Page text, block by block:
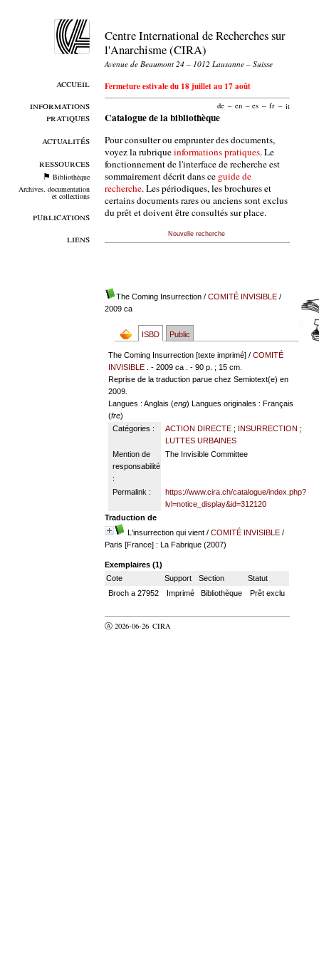
accueil
informations
pratiques
actualités
ressources
Bibliothèque
Archives, documentation
et collections
publications
liens
Centre International de Recherches sur
l'Anarchisme (CIRA)
Avenue de Beaumont 24 – 1012 Lausanne – Suisse
Fermeture estivale du 18 juillet au 17 août
de – en – es – fr – it
Catalogue de la bibliothèque
Pour consulter ou emprunter des documents,
voyez la rubriqueinformations pratiques. Le
fonctionnement de l'interface de recherche est
sommairement décrit dans ce guide de
recherche. Les périodiques, les brochures et
certains documents rares ou anciens sont exclus
du prêt et doivent être consultés sur place.
Nouvelle recherche
The Coming Insurrection/ COMITÉ INVISIBLE/
2009 ca
ISBD Public
The Coming Insurrection [texte imprimé] /COMITÉ
INVISIBLE . - 2009 ca . - 90 p. ; 15 cm.
Reprise de la traduction parue chez Semiotext(e) en
2009.
Langues : Anglais (eng)Langues originales : Français
(fre)
Catégories :
ACTION DIRECTE; INSURRECTION ;
LUTTES URBAINES
Mention de
responsabilité
:
The Invisible Committee
Permalink :
https://www.cira.ch/catalogue/index.php?
lvl=notice_display&id=312120
Traduction de
L'insurrection qui vient/ COMITÉ INVISIBLE/
Paris [France] : La Fabrique (2007)
Exemplaires (1)
Cote
Support Section
Statut
Broch a 27952
Imprimé Bibliothèque Prêt exclu
Ⓐ 2026-06-26 CIRA